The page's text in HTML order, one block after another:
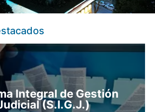
Integral de Gestión
(S.I.G.J.)